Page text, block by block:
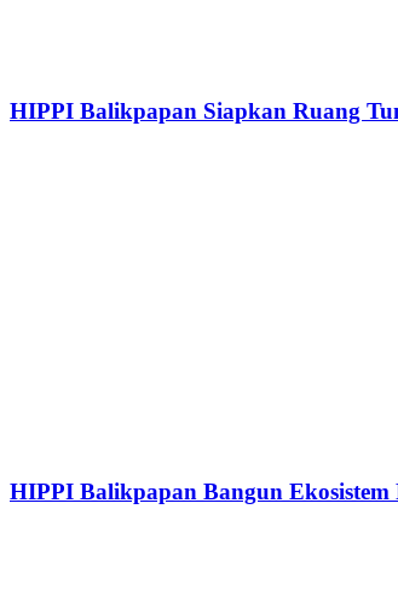
HIPPI Balikpapan Siapkan Ruang
HIPPI Balikpapan Bangun